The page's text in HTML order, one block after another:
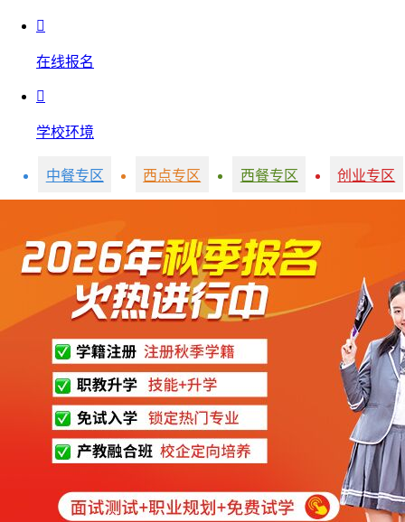

在线报名

学校环境
中餐专区 西点专区 西餐专区 创业专区